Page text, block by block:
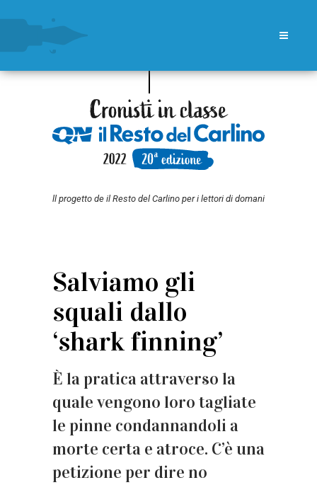
ll progetto de il Resto del Carlino per i lettori di domani
Salviamo gli
squali dallo
‘shark finning’
È la pratica attraverso la
quale vengono loro tagliate
le pinne condannandoli a
morte certa e atroce. C’è una
petizione per dire no